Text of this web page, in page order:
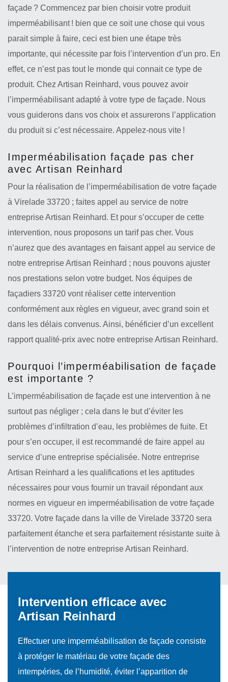
façade ? Commencez par bien choisir votre produit
imperméabilisant ! bien que ce soit une chose qui vous
parait simple à faire, ceci est bien une étape très
importante, qui nécessite par fois l’intervention d’un pro. En
effet, ce n’est pas tout le monde qui connait ce type de
produit. Chez Artisan Reinhard, vous pouvez avoir
l’imperméabilisant adapté à votre type de façade. Nous
vous guiderons dans vos choix et assurerons l’application
du produit si c’est nécessaire. Appelez-nous vite !
Imperméabilisation façade pas cher
avec Artisan Reinhard
Pour la réalisation de l’imperméabilisation de votre façade
à Virelade 33720 ; faites appel au service de notre
entreprise Artisan Reinhard. Et pour s’occuper de cette
intervention, nous proposons un tarif pas cher. Vous
n’aurez que des avantages en faisant appel au service de
notre entreprise Artisan Reinhard ; nous pouvons ajuster
nos prestations selon votre budget. Nos équipes de
façadiers 33720 vont réaliser cette intervention
conformément aux règles en vigueur, avec grand soin et
dans les délais convenus. Ainsi, bénéficier d’un excellent
rapport qualité-prix avec notre entreprise Artisan Reinhard.
Pourquoi l’imperméabilisation de façade
est importante ?
L’imperméabilisation de façade est une intervention à ne
surtout pas négliger ; cela dans le but d’éviter les
problèmes d’infiltration d’eau, les problèmes de fuite. Et
pour s’en occuper, il est recommandé de faire appel au
service d’une entreprise spécialisée. Notre entreprise
Artisan Reinhard a les qualifications et les aptitudes
nécessaires pour vous fournir un travail répondant aux
normes en vigueur en imperméabilisation de votre façade
33720. Votre façade dans la ville de Virelade 33720 sera
parfaitement étanche et sera parfaitement résistante suite à
l’intervention de notre entreprise Artisan Reinhard.
Intervention efficace avec
Artisan Reinhard
Effectuer une imperméabilisation de façade consiste
à protéger le matériau de votre façade des
intempéries, de l’humidité, éviter l’apparition de